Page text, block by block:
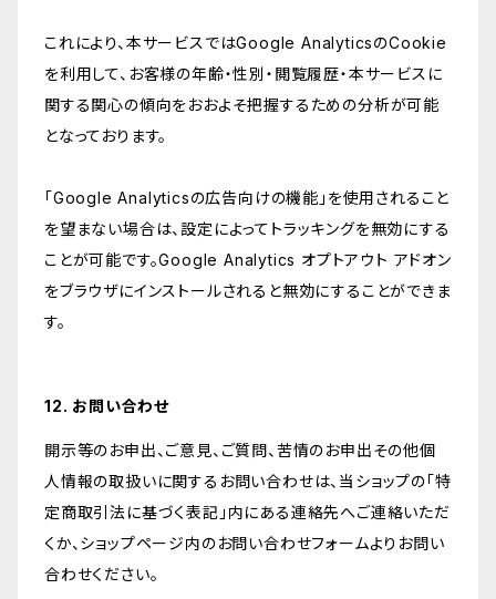
これにより、本サービスではGoogle AnalyticsのCookie
を利用して、お客様の年齢・性別・閲覧履歴・本サービスに
関する関心の傾向をおおよそ把握するための分析が可能
となっております。
「Google Analyticsの広告向けの機能」を使用されること
を望まない場合は、設定によってトラッキングを無効にする
ことが可能です。Google Analytics オプトアウト アドオン
をブラウザにインストールされると無効にすることができま
す。
12. お問い合わせ
開示等のお申出、ご意見、ご質問、苦情のお申出その他個
人情報の取扱いに関するお問い合わせは、当ショップの「特
定商取引法に基づく表記」内にある連絡先へご連絡いただ
くか、ショップページ内のお問い合わせフォームよりお問い
合わせください。